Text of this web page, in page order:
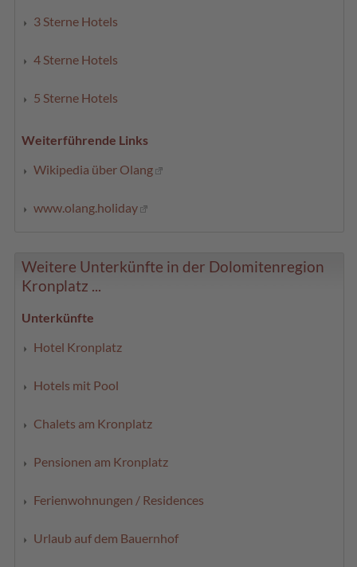
3 Sterne Hotels
4 Sterne Hotels
5 Sterne Hotels
Weiterführende Links
Wikipedia über Olang
www.olang.holiday
Weitere Unterkünfte in der Dolomitenregion
Kronplatz ...
Unterkünfte
Hotel Kronplatz
Hotels mit Pool
Chalets am Kronplatz
Pensionen am Kronplatz
Ferienwohnungen / Residences
Urlaub auf dem Bauernhof